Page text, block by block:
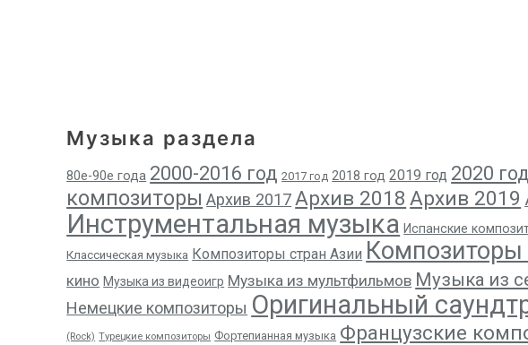
Музыка раздела
80е-90е года 2000-2016 год 2017 год 2018 год 2019 год 2020 год
композиторы Архив 2017Архив 2018 Архив 2019
Инструментальная музыка Испанские
Классическая музыка Композиторы стран Азии Композиторы
кино Музыка из видеоигр Музыка из мультфильмов Музыка из
Немецкие композиторы Оригинальный
(Rock) Турецкие композиторы Фортепианная музыка Французские